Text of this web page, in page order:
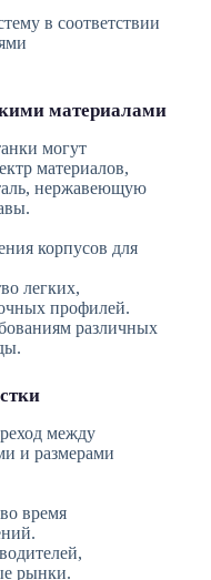
в соответствии
материалами
могут
материалов,
нержавеющую
корпусов для
легких,
профилей.
различных
между
и размерами
время
рынки.